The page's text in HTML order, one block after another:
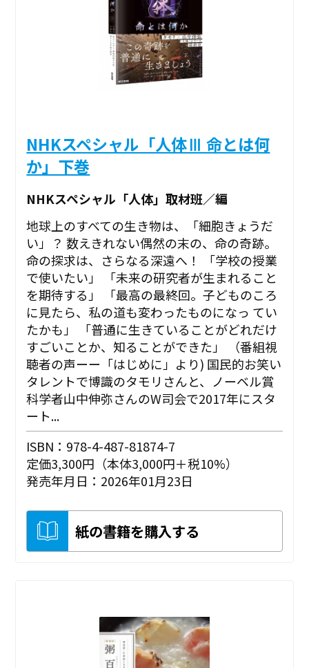
NHKスペシャル「人体Ⅲ 命とは何
か」下巻
NHKスペシャル「人体」取材班／編
地球上のすべての生き物は、「細胞きょうだ
い」？ 数えきれない偶然の末の、命の奇跡。
命の探求は、さらなる深遠へ！ 「学校の授業
で使いたい」 「未来の研究者が生まれること
を期待する」 「最高の最終回。子どものころ
に見たら、私の道も変わったものになっ てい
たかも」 「普通に生きていることがどれだけ
すごいことか、知ることができた」 （番組視
聴者の声ーー「はじめに」より) 国民的お笑い
タレントで博識のタモリさんと、ノーベル賞
科学者山中伸弥さんのW司会で2017年にスタ
ート...
ISBN：978-4-487-81874-7
定価3,300円（本体3,000円＋税10%）
発売年月日：2026年01月23日
紙の書籍を購入する